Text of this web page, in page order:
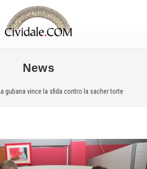
News
La gubana vince la sfida contro la sacher torte